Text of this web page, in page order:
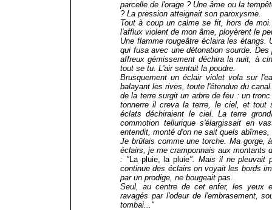
parcelle de l'orage ? Une âme ou la
? La pression atteignait son paroxysme.
Tout à coup un calme se fit, hors de
l'afflux violent de mon âme, ployèrent le
Une flamme rougeâtre éclaira les
qui fusa avec une détonation sourde.
affreux gémissement déchira la nuit, à
tout se tu. L'air sentait la poudre.
Brusquement un éclair violet vola sur
balayant les rives, toute l'étendue du
de la terre surgit un arbre de feu : un
tonnerre il creva la terre, le ciel, et tout
éclats déchiraient le ciel. La terre
commotion tellurique s'élargissait en
entendit, monté d'on ne sait quels abîmes,
Je brûlais comme une torche. Ma gorge,
éclairs, je me cramponnais aux montants
: "La pluie, la pluie". Mais il ne pleuvait
continue des éclairs on voyait les bords
par un prodige, ne bougeait pas.
Seul, au centre de cet enfer, les yeux
ravagés par l'odeur de l'embrasement,
tombai..."